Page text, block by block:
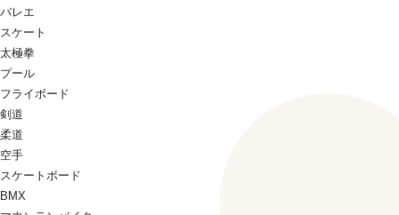
バレエ
スケート
太極拳
プール
フライボード
剣道
柔道
空手
スケートボード
BMX